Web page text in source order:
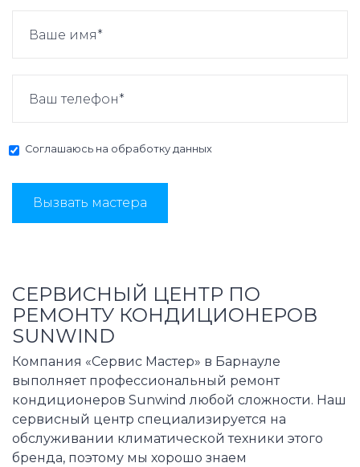
Соглашаюсь на обработку данных
Вызвать мастера
СЕРВИСНЫЙ ЦЕНТР ПО
РЕМОНТУ КОНДИЦИОНЕРОВ
SUNWIND
Компания «Сервис Мастер» в Барнауле
выполняет профессиональный ремонт
кондиционеров Sunwind любой сложности. Наш
сервисный центр специализируется на
обслуживании климатической техники этого
бренда, поэтому мы хорошо знаем